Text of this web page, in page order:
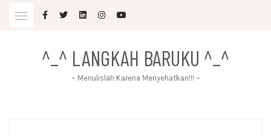
^_^ LANGKAH BARUKU ^_^
~ Menulislah Karena Menyehatkan!!! ~